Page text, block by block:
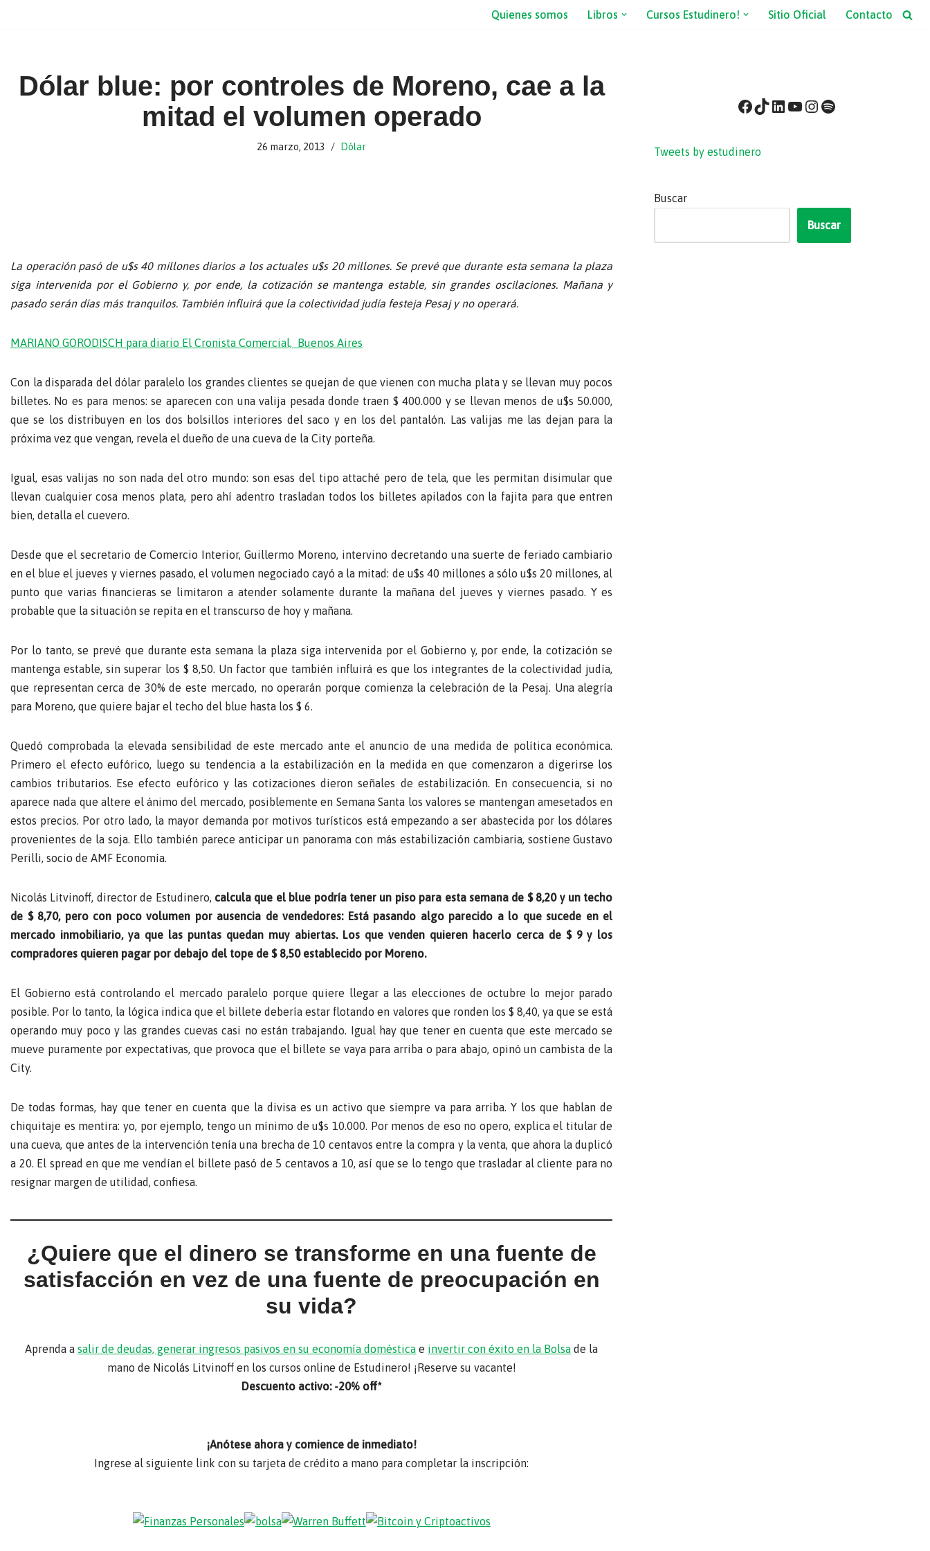
contenido
Quienes somos Libros Cursos Estudinero! Sitio Oficial Contacto
Dólar blue: por controles de Moreno, cae a la
mitad el volumen operado
26 marzo, 2013 Dólar
La operación pasó de u$s 40 millones diarios a los actuales u$s 20 millones. Se prevé que durante esta semana la plaza
siga intervenida por el Gobierno y, por ende, la cotización se mantenga estable, sin grandes oscilaciones. Mañana y
pasado serán días más tranquilos. También influirá que la colectividad judía festeja Pesaj y no operará.
MARIANO GORODISCH para diario El Cronista Comercial, Buenos Aires
Con la disparada del dólar paralelo los grandes clientes se quejan de que vienen con mucha plata y se llevan muy pocos
billetes. No es para menos: se aparecen con una valija pesada donde traen $ 400.000 y se llevan menos de u$s 50.000,
que se los distribuyen en los dos bolsillos interiores del saco y en los del pantalón. Las valijas me las dejan para la
próxima vez que vengan, revela el dueño de una cueva de la City porteña.
Igual, esas valijas no son nada del otro mundo: son esas del tipo attaché pero de tela, que les permitan disimular que
llevan cualquier cosa menos plata, pero ahí adentro trasladan todos los billetes apilados con la fajita para que entren
bien, detalla el cuevero.
Desde que el secretario de Comercio Interior, Guillermo Moreno, intervino decretando una suerte de feriado cambiario
en el blue el jueves y viernes pasado, el volumen negociado cayó a la mitad: de u$s 40 millones a sólo u$s 20 millones, al
punto que varias financieras se limitaron a atender solamente durante la mañana del jueves y viernes pasado. Y es
probable que la situación se repita en el transcurso de hoy y mañana.
Por lo tanto, se prevé que durante esta semana la plaza siga intervenida por el Gobierno y, por ende, la cotización se
mantenga estable, sin superar los $ 8,50. Un factor que también influirá es que los integrantes de la colectividad judía,
que representan cerca de 30% de este mercado, no operarán porque comienza la celebración de la Pesaj. Una alegría
para Moreno, que quiere bajar el techo del blue hasta los $ 6.
Quedó comprobada la elevada sensibilidad de este mercado ante el anuncio de una medida de política económica.
Primero el efecto eufórico, luego su tendencia a la estabilización en la medida en que comenzaron a digerirse los
cambios tributarios. Ese efecto eufórico y las cotizaciones dieron señales de estabilización. En consecuencia, si no
aparece nada que altere el ánimo del mercado, posiblemente en Semana Santa los valores se mantengan amesetados en
estos precios. Por otro lado, la mayor demanda por motivos turísticos está empezando a ser abastecida por los dólares
provenientes de la soja. Ello también parece anticipar un panorama con más estabilización cambiaria, sostiene Gustavo
Perilli, socio de AMF Economía.
Nicolás Litvinoff, director de Estudinero, calcula que el blue podría tener un piso para esta semana de $ 8,20 y un techo
de $ 8,70, pero con poco volumen por ausencia de vendedores: Está pasando algo parecido a lo que sucede en el
mercado inmobiliario, ya que las puntas quedan muy abiertas. Los que venden quieren hacerlo cerca de $ 9 y los
compradores quieren pagar por debajo del tope de $ 8,50 establecido por Moreno.
El Gobierno está controlando el mercado paralelo porque quiere llegar a las elecciones de octubre lo mejor parado
posible. Por lo tanto, la lógica indica que el billete debería estar flotando en valores que ronden los $ 8,40, ya que se está
operando muy poco y las grandes cuevas casi no están trabajando. Igual hay que tener en cuenta que este mercado se
mueve puramente por expectativas, que provoca que el billete se vaya para arriba o para abajo, opinó un cambista de la
City.
De todas formas, hay que tener en cuenta que la divisa es un activo que siempre va para arriba. Y los que hablan de
chiquitaje es mentira: yo, por ejemplo, tengo un mínimo de u$s 10.000. Por menos de eso no opero, explica el titular de
una cueva, que antes de la intervención tenía una brecha de 10 centavos entre la compra y la venta, que ahora la duplicó
a 20. El spread en que me vendían el billete pasó de 5 centavos a 10, así que se lo tengo que trasladar al cliente para no
resignar margen de utilidad, confiesa.
¿Quiere que el dinero se transforme en una fuente de
satisfacción en vez de una fuente de preocupación en
su vida?
Aprenda a salir de deudas, generar ingresos pasivos en su economía doméstica e invertir con éxito en la Bolsa de la
mano de Nicolás Litvinoff en los cursos online de Estudinero! ¡Reserve su vacante!
Descuento activo: -20% off*
¡Anótese ahora y comience de inmediato!
Ingrese al siguiente link con su tarjeta de crédito a mano para completar la inscripción:
Tweets by estudinero
Buscar
Buscar